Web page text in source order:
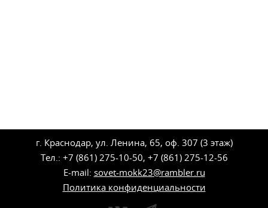
г. Краснодар, ул. Ленина, 65, оф. 307 (3 этаж)
Тел.: +7 (861) 275-10-50, +7 (861) 275-12-56
E-mail: sovet-mokk23@rambler.ru
Политика конфиденциальности